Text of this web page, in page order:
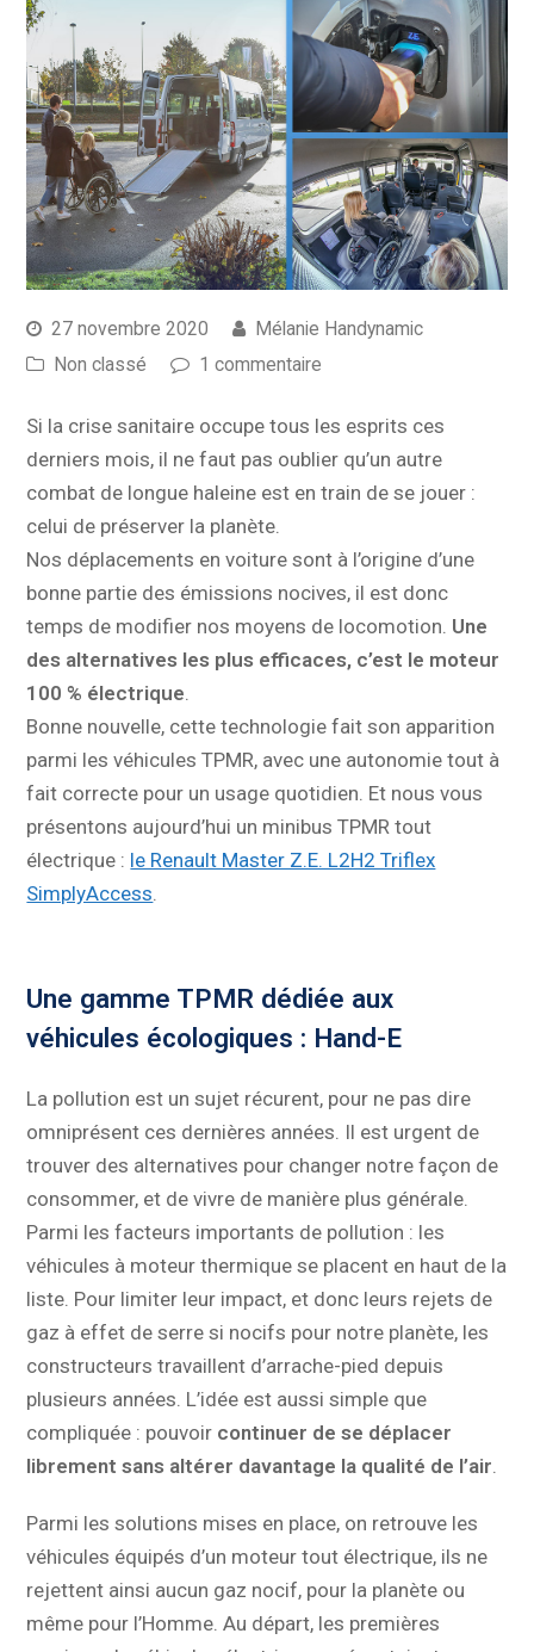
27 novembre 2020
Mélanie Handynamic
Non classé
1 commentaire
Si la crise sanitaire occupe tous les esprits ces
derniers mois, il ne faut pas oublier qu’un autre
combat de longue haleine est en train de se jouer :
celui de préserver la planète.
Nos déplacements en voiture sont à l’origine d’une
bonne partie des émissions nocives, il est donc
temps de modifier nos moyens de locomotion. Une
des alternatives les plus efficaces, c’est le moteur
100 % électrique.
Bonne nouvelle, cette technologie fait son apparition
parmi les véhicules TPMR, avec une autonomie tout à
fait correcte pour un usage quotidien. Et nous vous
présentons aujourd’hui un minibus TPMR tout
électrique : le Renault Master Z.E. L2H2 Triflex
SimplyAccess.
Une gamme TPMR dédiée aux
véhicules écologiques : Hand-E
La pollution est un sujet récurent, pour ne pas dire
omniprésent ces dernières années. Il est urgent de
trouver des alternatives pour changer notre façon de
consommer, et de vivre de manière plus générale.
Parmi les facteurs importants de pollution : les
véhicules à moteur thermique se placent en haut de la
liste. Pour limiter leur impact, et donc leurs rejets de
gaz à effet de serre si nocifs pour notre planète, les
constructeurs travaillent d’arrache-pied depuis
plusieurs années. L’idée est aussi simple que
compliquée : pouvoir continuer de se déplacer
librement sans altérer davantage la qualité de l’air.
Parmi les solutions mises en place, on retrouve les
véhicules équipés d’un moteur tout électrique, ils ne
rejettent ainsi aucun gaz nocif, pour la planète ou
même pour l’Homme. Au départ, les premières